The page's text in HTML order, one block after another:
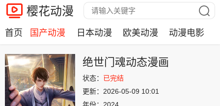
樱花动漫
首页 国产动漫 日本动漫 欧美动漫 动漫电影
绝世门魂动态漫画
状态： 已完结
更新： 2026-05-09 10:01